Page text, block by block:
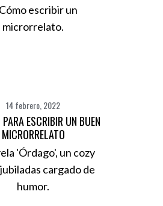
14 febrero, 2022
ESCRIBIR UN BUEN
MICRORRELATO